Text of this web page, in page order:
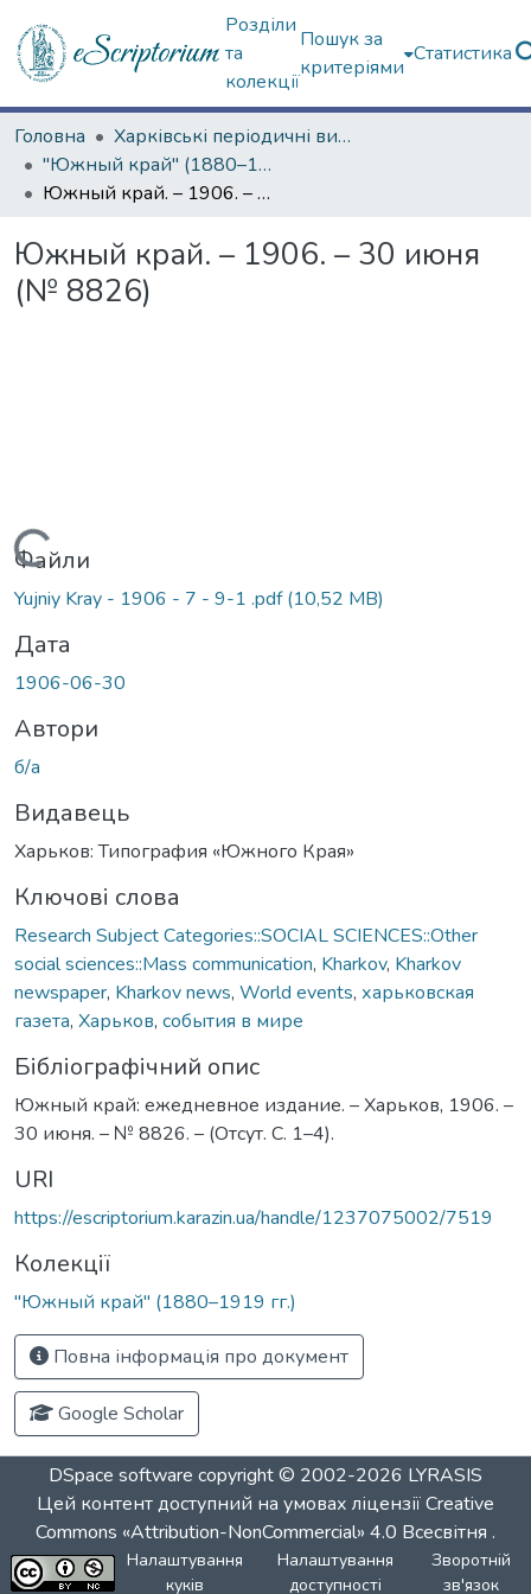
Розділи
та
колекції
Пошук за
критеріями
Статистика
Головна
Харківські періодичні видання
"Южный край" (1880–1919 гг.)
Южный край. – 1906. – 30 июня (№ 8826)
Южный край. – 1906. – 30 июня
(№ 8826)
Вантажиться...
Файли
Yujniy Kray - 1906 - 7 - 9-1 .pdf(10,52 MB)
Дата
1906-06-30
Автори
б/а
Видавець
Харьков: Типография «Южного Края»
Ключові слова
Research Subject Categories::SOCIAL SCIENCES::Other
social sciences::Mass communication, Kharkov, Kharkov
newspaper, Kharkov news, World events, харьковская
газета, Харьков, события в мире
Бібліографічний опис
Южный край: ежедневное издание. – Харьков, 1906. –
30 июня. – № 8826. – (Отсут. С. 1–4).
URI
https://escriptorium.karazin.ua/handle/1237075002/7519
Колекції
"Южный край" (1880–1919 гг.)
Повна інформація про документ
Google Scholar
DSpace software copyright © 2002-2026 LYRASIS
Цей контент доступний на умовах ліцензіїCreative
Commons «Attribution-NonCommercial» 4.0 Всесвітня .
Налаштування
куків
Налаштування
доступності
Зворотній
зв'язок